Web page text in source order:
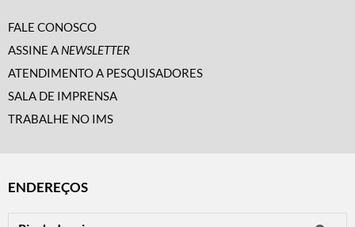
FALE CONOSCO
ASSINE A NEWSLETTER
ATENDIMENTO A PESQUISADORES
SALA DE IMPRENSA
TRABALHE NO IMS
ENDEREÇOS